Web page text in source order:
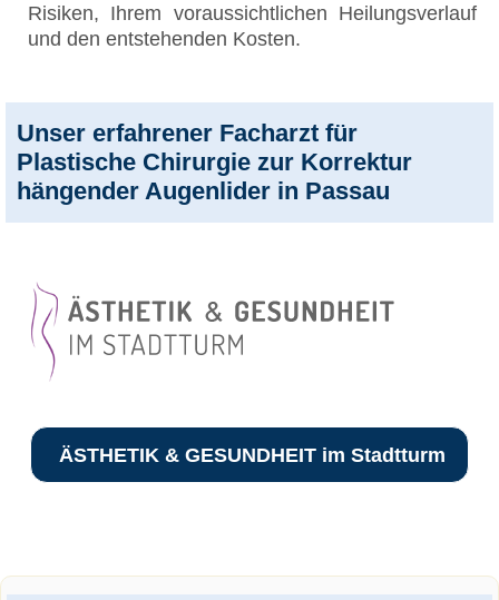
Risiken, Ihrem voraussichtlichen Heilungsverlauf
und den entstehenden Kosten.
Unser erfahrener Facharzt für
Plastische Chirurgie zur Korrektur
hängender Augenlider in Passau
ÄSTHETIK & GESUNDHEIT im Stadtturm